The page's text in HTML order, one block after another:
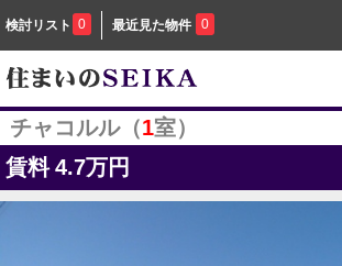
検討リスト 0 最近見た物件 0
チャコルル（1室）
賃料 4.7万円